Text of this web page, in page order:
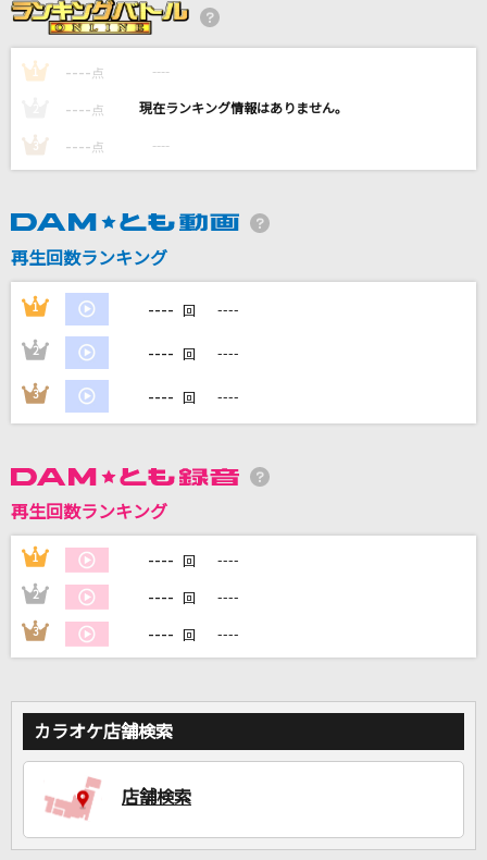
Mrs. GREEN APPLE
[生音]恋のメガラバ
卒業写真
松任谷由実(荒井由実)
[生音]サウダージ
ポルノグラフィティ
DAMに会員登録・ログインして
1 ---- 点 ----
---- 点 ----
3 ---- 点 ----
再生回数ランキング
1 ---- 回 ----
2 ---- 回 ----
3 ---- 回 ----
再生回数ランキング
1 ---- 回 ----
2 ---- 回 ----
3 ---- 回 ----
カラオケ店舗検索
店舗検索